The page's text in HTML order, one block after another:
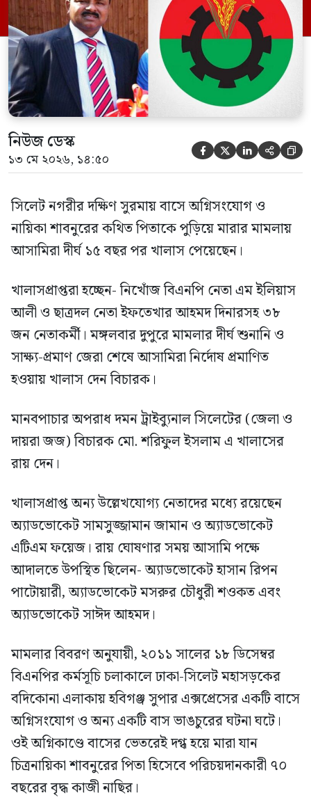
প্রমাণ জেরা শেষে আসামিরা নির্দোষ প্রমাণিত
হওয়ায় খালাস দেন বিচারক। মানবপাচার […]
নিউজ ডেস্ক
১৩ মে ২০২৬, ১৪:৫০     
সিলেট নগরীর দক্ষিণ সুরমায় বাসে অগ্নিসংযোগ ও
নায়িকা শাবনুরের কথিত পিতাকে পুড়িয়ে মারার মামলায়
আসামিরা দীর্ঘ ১৫ বছর পর খালাস পেয়েছেন।
খালাসপ্রাপ্তরা হচ্ছেন- নিখোঁজ বিএনপি নেতা এম ইলিয়াস
আলী ও ছাত্রদল নেতা ইফতেখার আহমদ দিনারসহ ৩৮
জন নেতাকর্মী। মঙ্গলবার দুপুরে মামলার দীর্ঘ শুনানি ও
সাক্ষ্য-প্রমাণ জেরা শেষে আসামিরা নির্দোষ প্রমাণিত
হওয়ায় খালাস দেন বিচারক।
মানবপাচার অপরাধ দমন ট্রাইব্যুনাল সিলেটের (জেলা ও
দায়রা জজ) বিচারক মো. শরিফুল ইসলাম এ খালাসের
রায় দেন।
খালাসপ্রাপ্ত অন্য উল্লেখযোগ্য নেতাদের মধ্যে রয়েছেন
অ্যাডভোকেট সামসুজ্জামান জামান ও অ্যাডভোকেট
এটিএম ফয়েজ। রায় ঘোষণার সময় আসামি পক্ষে
আদালতে উপস্থিত ছিলেন- অ্যাডভোকেট হাসান রিপন
পাটোয়ারী, অ্যাডভোকেট মসরুর চৌধুরী শওকত এবং
অ্যাডভোকেট সাঈদ আহমদ।
মামলার বিবরণ অনুযায়ী, ২০১১ সালের ১৮ ডিসেম্বর
বিএনপির কর্মসূচি চলাকালে ঢাকা-সিলেট মহাসড়কের
বদিকোনা এলাকায় হবিগঞ্জ সুপার এক্সপ্রেসের একটি বাসে
অগ্নিসংযোগ ও অন্য একটি বাস ভাঙচুরের ঘটনা ঘটে।
ওই অগ্নিকাণ্ডে বাসের ভেতরেই দগ্ধ হয়ে মারা যান
চিত্রনায়িকা শাবনুরের পিতা হিসেবে পরিচয়দানকারী ৭০
বছরের বৃদ্ধ কাজী নাছির।